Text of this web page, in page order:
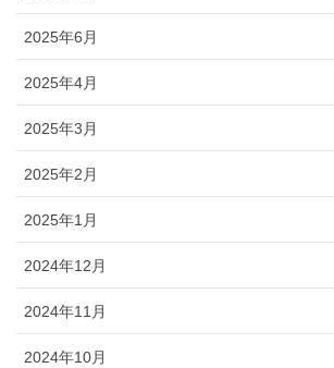
2025年6月
2025年4月
2025年3月
2025年2月
2025年1月
2024年12月
2024年11月
2024年10月